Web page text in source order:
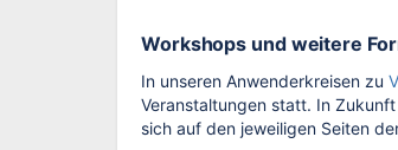
Workshops und weitere
In unseren Anwenderkreisen zu
Veranstaltungen statt. In
sich auf den jeweiligen Seiten